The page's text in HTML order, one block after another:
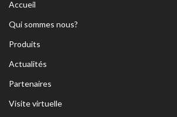
Accueil
Qui sommes nous?
Produits
Actualités
Partenaires
Visite virtuelle